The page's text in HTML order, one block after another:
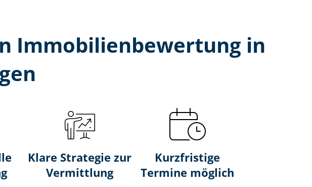
Im­mo­bi­li­en­be­wer­tung in
Klare Strategie zur
Vermittlung
Kurzfristige
Termine möglich